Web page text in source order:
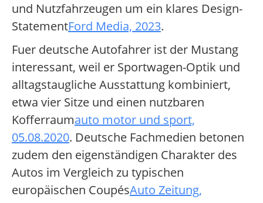
und Nutzfahrzeugen um ein klares Design-
StatementFord Media, 2023.
Fuer deutsche Autofahrer ist der Mustang
interessant, weil er Sportwagen-Optik und
alltagstaugliche Ausstattung kombiniert,
etwa vier Sitze und einen nutzbaren
Kofferraumauto motor und sport,
05.08.2020. Deutsche Fachmedien betonen
zudem den eigenständigen Charakter des
Autos im Vergleich zu typischen
europäischen CoupésAuto Zeitung,